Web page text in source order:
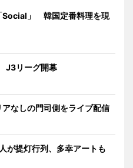
Social」 韓国定番料理を現
J3リーグ開幕
なしの門司側をライブ配信
提灯行列、多幸アートも